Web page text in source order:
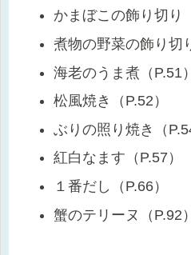
かまぼこの飾り切り
煮物の野菜の飾り切
海老のうま煮（P.51）
松風焼き（P.52）
ぶりの照り焼き（
紅白なます（P.57）
１番だし（P.66）
蟹のテリーヌ（P.92）